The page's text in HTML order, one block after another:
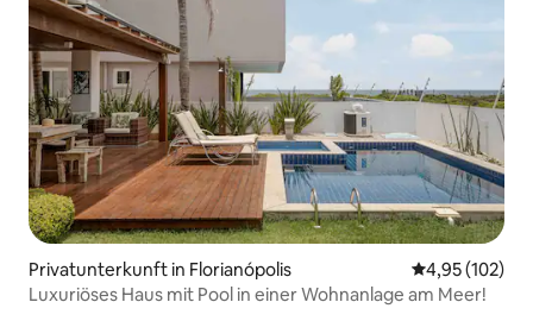
Privatunterkunft in Florianópolis
4,95 (102)
Luxuriöses Haus mit Pool in einer Wohnanlage am Meer!